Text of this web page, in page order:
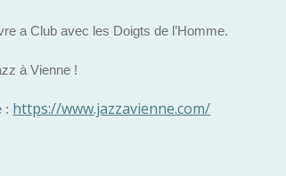
a Club avec les Doigts de l’Homme.
à Vienne !
: https://www.jazzavienne.com/